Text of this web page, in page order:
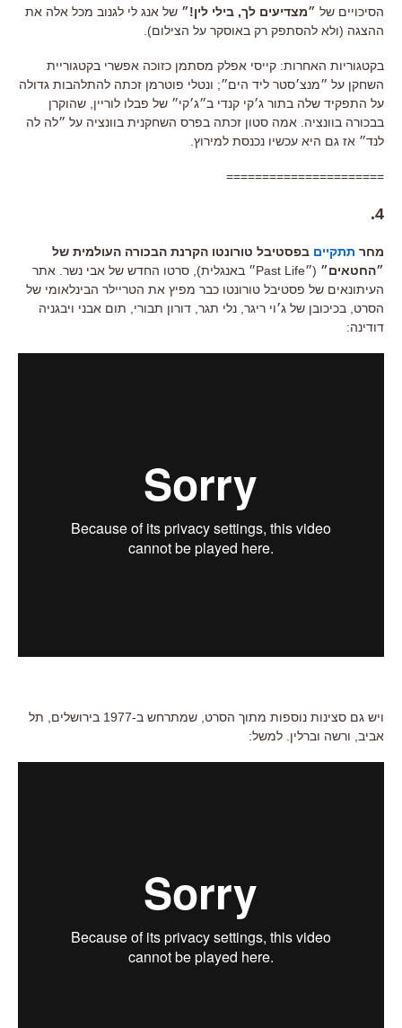
הסיכויים של ״מצדיעים לך, בילי לין!״ של אנג לי לגנוב מכל אלה את
ההצגה (ולא להסתפק רק באוסקר על הצילום).
בקטגוריות האחרות: קייסי אפלק מסתמן כזוכה אפשרי בקטגוריית
השחקן על ״מנצ׳סטר ליד הים״; ונטלי פוטרמן זכתה להתלהבות גדולה
על התפקיד שלה בתור ג׳קי קנדי ב״ג׳קי״ של פבלו לוריין, שהוקרן
בבכורה בוונציה. אמה סטון זכתה בפרס השחקנית בוונציה על ״לה לה
לנד״ אז גם היא עכשיו נכנסת למירוץ.
======================
4.
מחר תתקיים בפסטיבל טורונטו הקרנת הבכורה העולמית של
״החטאים״
(״Past Life״ באנגלית), סרטו החדש של אבי נשר. אתר
העיתונאים של פסטיבל טורונטו כבר מפיץ את הטריילר הבינלאומי של
הסרט, בכיכובן של ג׳וי ריגר, נלי תגר, דורון תבורי, תום אבני ויבגניה
דודינה:
ויש גם סצינות נוספות מתוך הסרט, שמתרחש ב-1977 בירושלים, תל
אביב, ורשה וברלין. למשל: